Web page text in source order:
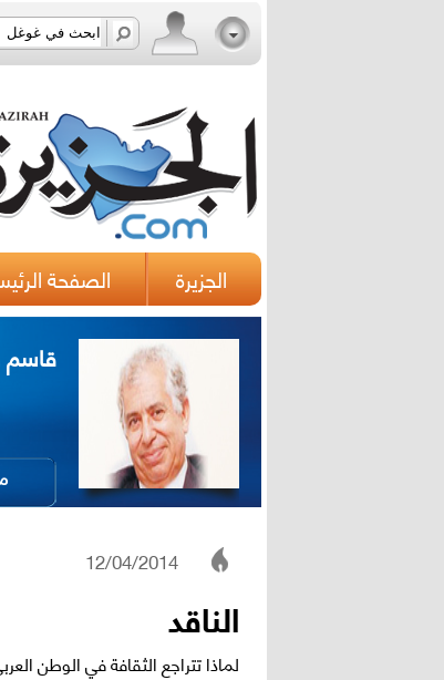
الجزيرة الصفحة
12/04/2014
الناقد
لماذا تتراجع الثقافة في الوطن